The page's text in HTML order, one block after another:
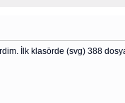
İlk klasörde (svg) 388